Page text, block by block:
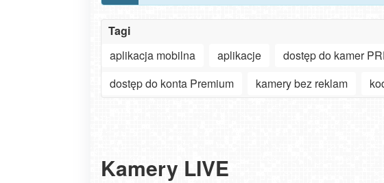
Tagi
aplikacja mobilna
aplikacje
dostęp do kamer
dostęp do konta Premium
kamery bez reklam
Kamery LIVE